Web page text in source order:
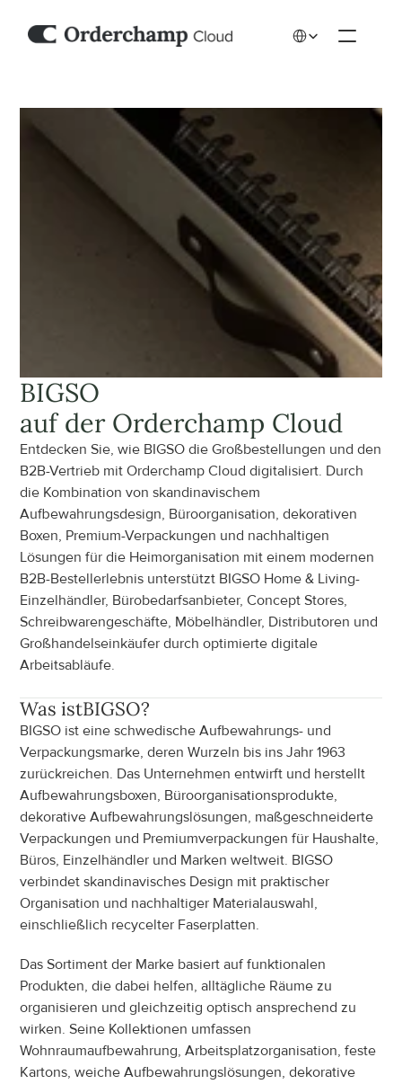
BIGSO
auf der Orderchamp Cloud
Entdecken Sie, wie BIGSO die Großbestellungen und den
B2B-Vertrieb mit Orderchamp Cloud digitalisiert. Durch
die Kombination von skandinavischem
Aufbewahrungsdesign, Büroorganisation, dekorativen
Boxen, Premium-Verpackungen und nachhaltigen
Lösungen für die Heimorganisation mit einem modernen
B2B-Bestellerlebnis unterstützt BIGSO Home & Living-
Einzelhändler, Bürobedarfsanbieter, Concept Stores,
Schreibwarengeschäfte, Möbelhändler, Distributoren und
Großhandelseinkäufer durch optimierte digitale
Arbeitsabläufe.
Was istBIGSO?
BIGSO ist eine schwedische Aufbewahrungs- und
Verpackungsmarke, deren Wurzeln bis ins Jahr 1963
zurückreichen. Das Unternehmen entwirft und herstellt
Aufbewahrungsboxen, Büroorganisationsprodukte,
dekorative Aufbewahrungslösungen, maßgeschneiderte
Verpackungen und Premiumverpackungen für Haushalte,
Büros, Einzelhändler und Marken weltweit. BIGSO
verbindet skandinavisches Design mit praktischer
Organisation und nachhaltiger Materialauswahl,
einschließlich recycelter Faserplatten.
Das Sortiment der Marke basiert auf funktionalen
Produkten, die dabei helfen, alltägliche Räume zu
organisieren und gleichzeitig optisch ansprechend zu
wirken. Seine Kollektionen umfassen
Wohnraumaufbewahrung, Arbeitsplatzorganisation, feste
Kartons, weiche Aufbewahrungslösungen, dekorative